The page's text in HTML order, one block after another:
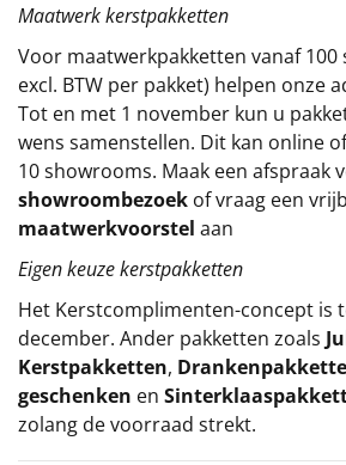
Particulier
Kerstgeschenken 2026
Relatiegeschenken
Cadeaubon
Per stuk
Alle overige
Maatwerk kerstpakketten
Voor maatwerkpakketten vanaf 100
excl. BTW per pakket) helpen onze
Tot en met 1 november kun u
wens samenstellen. Dit kan online
10 showrooms. Maak een afspraak
showroombezoek of vraag een
maatwerkvoorstel aan
Eigen keuze kerstpakketten
Het Kerstcomplimenten-concept is
december. Ander pakketten zoals
Kerstpakketten,
geschenken en
zolang de voorraad strekt.